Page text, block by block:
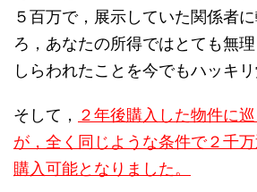
５百万で，展示していた関係者
ろ，あなたの所得ではとても無
しらわれたことを今でもハッキリ
そして， ２年後購入した物件に
が，全く同じような条件で２千
購入可能となりました。